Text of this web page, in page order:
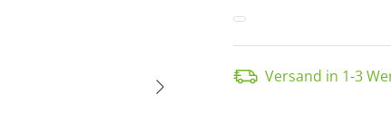
Versand in 1-3